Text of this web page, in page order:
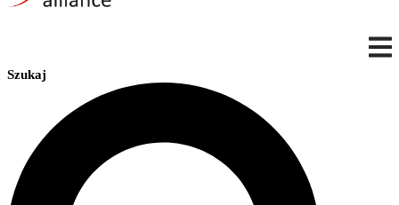
Szukaj